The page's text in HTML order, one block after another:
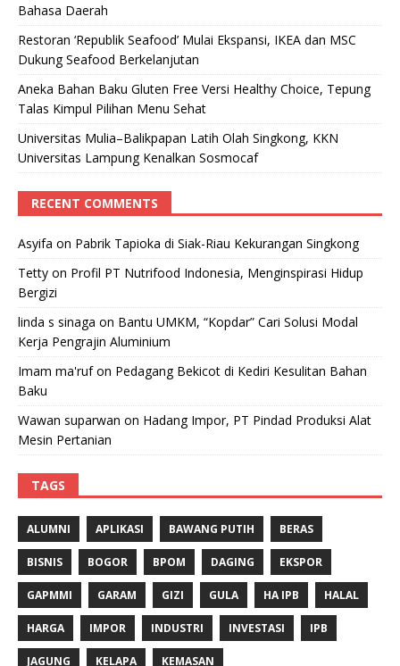
Bahasa Daerah
Restoran ‘Republik Seafood’ Mulai Ekspansi, IKEA dan MSC
Dukung Seafood Berkelanjutan
Aneka Bahan Baku Gluten Free Versi Healthy Choice, Tepung
Talas Kimpul Pilihan Menu Sehat
Universitas Mulia–Balikpapan Latih Olah Singkong, KKN
Universitas Lampung Kenalkan Sosmocaf
RECENT COMMENTS
Asyifa on Pabrik Tapioka di Siak-Riau Kekurangan Singkong
Tetty on Profil PT Nutrifood Indonesia, Menginspirasi Hidup
Bergizi
linda s sinaga on Bantu UMKM, “Kopdar” Cari Solusi Modal
Kerja Pengrajin Aluminium
Imam ma'rufon Pedagang Bekicot di Kediri Kesulitan Bahan
Baku
Wawan suparwan on Hadang Impor, PT Pindad Produksi Alat
Mesin Pertanian
TAGS
ALUMNI APLIKASI BAWANG PUTIH BERAS
BISNIS BOGOR BPOM DAGING EKSPOR
GAPMMI GARAM GIZI GULA HA IPB HALAL
HARGA IMPOR INDUSTRI INVESTASI IPB
JAGUNG KELAPA KEMASAN